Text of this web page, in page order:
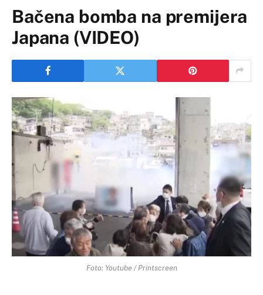
Bačena bomba na premijera
Japana (VIDEO)
Foto: Youtube / Printscreen